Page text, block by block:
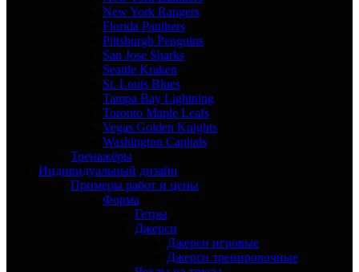
New York Rangers
Florida Panthers
Pittsburgh Penguins
San Jose Sharks
Seattle Kraken
St. Louis Blues
Tampa Bay Lightning
Toronto Maple Leafs
Vegas Golden Knights
Washington Capitals
Тренажёры
Индивидуальный дизайн
Примеры работ и цены
Форма
Гетры
Джерси
Джерси игровые
Джерси тренировочные